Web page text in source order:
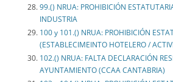
99.() NRUA: PROHIBICIÓN
INDUSTRIA
100 y 101.() NRUA: PROHIBICIÓN
(ESTABLECIMEINTO HOTELERO /
102.() NRUA: FALTA DECLARACIÓN
AYUNTAMIENTO (CCAA CANTABRIA)